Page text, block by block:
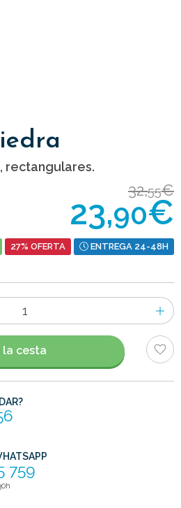
rectangulares.
32,55€
23,90€
27% OFERTA ENTREGA 24-48H
la cesta
759